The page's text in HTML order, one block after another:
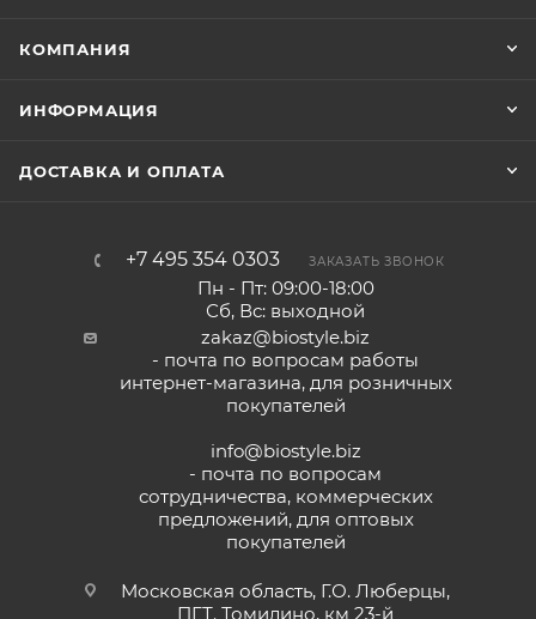
КОМПАНИЯ
ИНФОРМАЦИЯ
ДОСТАВКА И ОПЛАТА
+7 495 354 0303 ЗАКАЗАТЬ ЗВОНОК
Пн - Пт: 09:00-18:00
Сб, Вс: выходной
zakaz@biostyle.biz
- почта по вопросам работы
интернет-магазина, для розничных
покупателей
info@biostyle.biz
- почта по вопросам
сотрудничества, коммерческих
предложений, для оптовых
покупателей
Московская область, Г.О. Люберцы,
ПГТ. Томилино, км 23-й